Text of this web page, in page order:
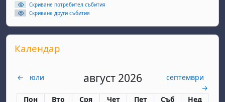
Скриване потребител събития
Скриване други събития
Прескочи Календар
Календар
← юли август 2026
септември
→
Понеделник
Пон вторник
Вто сряда
Сря четвъртък
Чет петък
Пет събота
Съб неделя
Нед